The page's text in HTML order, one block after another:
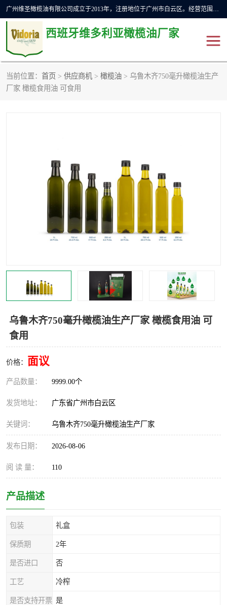
广州维圣橄榄油有限公司成立于2013年，注册地位于广州市白云区。经营范围包括饲料原料销售;畜牧渔业饲料销售;化妆品批发;贸易经纪;食品进出口等，主要产品有：橄榄果渣油，橄榄油，纯橄榄油等。
西班牙维多利亚橄榄油厂家
当前位置： 首页 > 供应商机 > 橄榄油 > 乌鲁木齐750毫升橄榄油生产
厂家 橄榄食用油 可食用
乌鲁木齐750毫升橄榄油生产厂家 橄榄食用油 可
食用
价格： 面议
产品数量： 9999.00个
发货地址： 广东省广州市白云区
关键词： 乌鲁木齐750毫升橄榄油生产厂家
发布日期： 2026-08-06
阅 读 量： 110
产品描述
包装 礼盒
保质期 2年
是否进口 否
工艺 冷榨
是否支持开票 是
橄榄油